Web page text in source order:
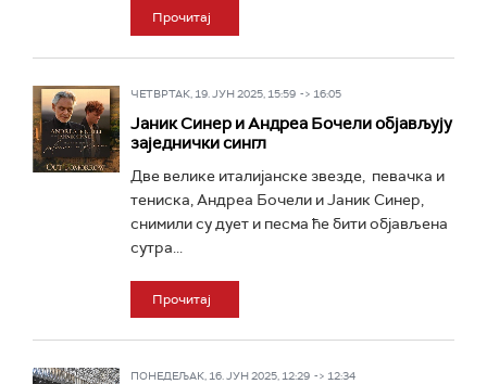
Прочитај
ЧЕТВРТАК, 19. ЈУН 2025, 15:59 -> 16:05
Јаник Синер и Андреа Бочели објављују
заједнички сингл
Две велике италијанске звезде, певачка и
тениска, Андреа Бочели и Јаник Синер,
снимили су дует и песма ће бити објављена
сутра...
Прочитај
ПОНЕДЕЉАК, 16. ЈУН 2025, 12:29 -> 12:34